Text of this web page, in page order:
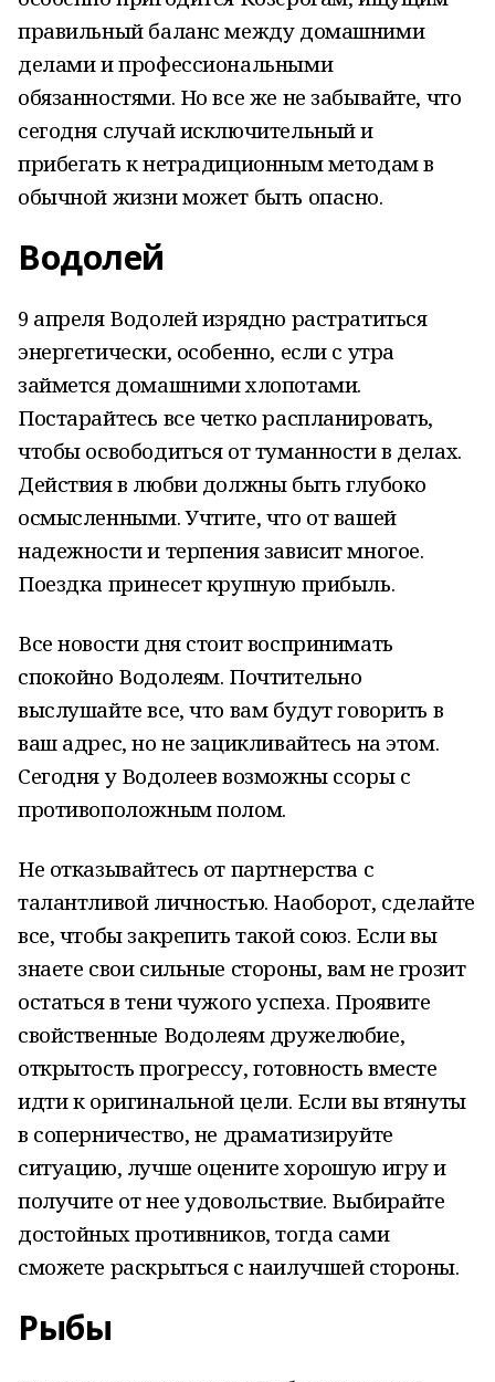
правильный баланс между домашними
делами и профессиональными
обязанностями. Но все же не забывайте, что
сегодня случай исключительный и
прибегать к нетрадиционным методам в
обычной жизни может быть опасно.
Водолей
9 апреля Водолей изрядно растратиться
энергетически, особенно, если с утра
займется домашними хлопотами.
Постарайтесь все четко распланировать,
чтобы освободиться от туманности в делах.
Действия в любви должны быть глубоко
осмысленными. Учтите, что от вашей
надежности и терпения зависит многое.
Поездка принесет крупную прибыль.
Все новости дня стоит воспринимать
спокойно Водолеям. Почтительно
выслушайте все, что вам будут говорить в
ваш адрес, но не зацикливайтесь на этом.
Сегодня у Водолеев возможны ссоры с
противоположным полом.
Не отказывайтесь от партнерства с
талантливой личностью. Наоборот, сделайте
все, чтобы закрепить такой союз. Если вы
знаете свои сильные стороны, вам не грозит
остаться в тени чужого успеха. Проявите
свойственные Водолеям дружелюбие,
открытость прогрессу, готовность вместе
идти к оригинальной цели. Если вы втянуты
в соперничество, не драматизируйте
ситуацию, лучше оцените хорошую игру и
получите от нее удовольствие. Выбирайте
достойных противников, тогда сами
сможете раскрыться с наилучшей стороны.
Рыбы